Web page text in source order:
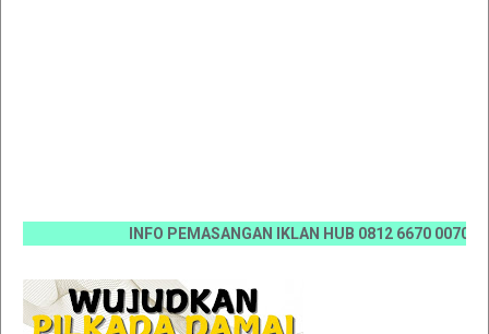
INFO PEMASANGAN IKLAN HUB 0812 6670 0070 / 0811